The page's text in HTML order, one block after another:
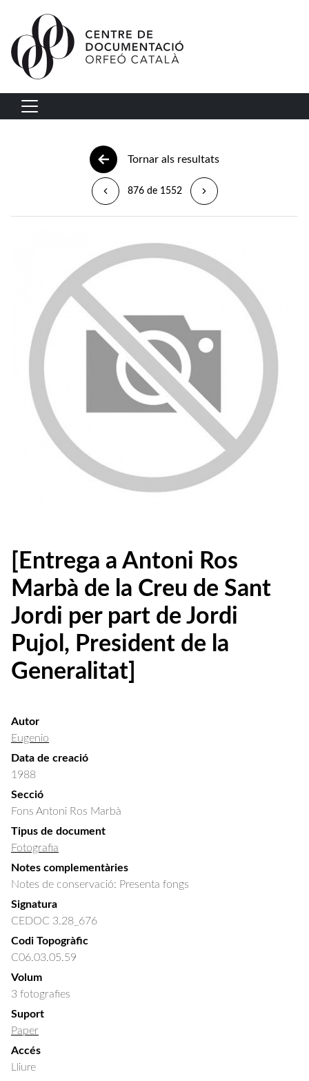
Vés al contingut
Navegació principal
Tornar als resultats
876 de 1552
[Entrega a Antoni Ros
Marbà de la Creu de Sant
Jordi per part de Jordi
Pujol, President de la
Generalitat]
Autor
Eugenio
Data de creació
1988
Secció
Fons Antoni Ros Marbà
Tipus de document
Fotografia
Notes complementàries
Notes de conservació: Presenta fongs
Signatura
CEDOC 3.28_676
Codi Topogràfic
C06.03.05.59
Volum
3 fotografies
Suport
Paper
Accés
Lliure